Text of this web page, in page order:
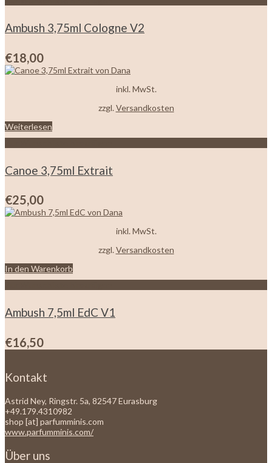
Ambush 3,75ml Cologne V2
€18,00
inkl. MwSt.
zzgl. Versandkosten
Weiterlesen
Canoe 3,75ml Extrait
€25,00
inkl. MwSt.
zzgl. Versandkosten
In den Warenkorb
Ambush 7,5ml EdC V1
€16,50
Kontakt
Astrid Ney, Ringstr. 5a, 82547 Eurasburg
+49.179.4310982
shop [at] parfumminis.com
www.parfumminis.com/
Über uns